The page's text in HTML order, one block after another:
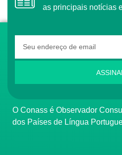
as principais notícias
O Conass é Observador
dos Países de Língua